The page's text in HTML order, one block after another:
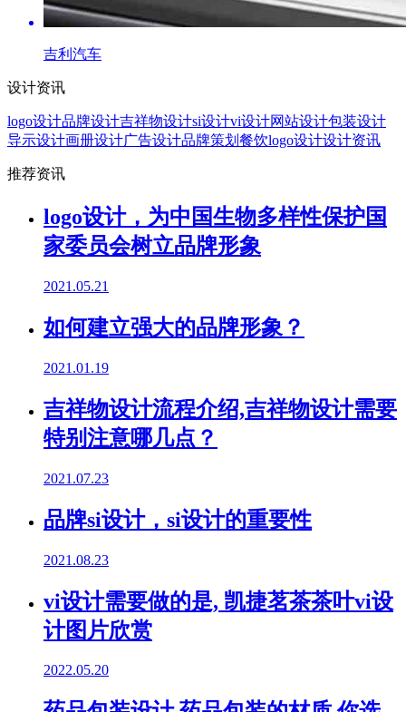
吉利汽车
设计资讯
logo设计品牌设计吉祥物设计si设计vi设计网站设计包装设计
导示设计画册设计广告设计品牌策划 餐饮logo设计设计资讯
推荐资讯
logo设计，为中国生物多样性保护国
家委员会树立品牌形象
2021.05.21
如何建立强大的品牌形象？
2021.01.19
吉祥物设计流程介绍,吉祥物设计需要
特别注意哪几点？
2021.07.23
品牌si设计，si设计的重要性
2021.08.23
vi设计需要做的是, 凯捷茗茶茶叶vi设
计图片欣赏
2022.05.20